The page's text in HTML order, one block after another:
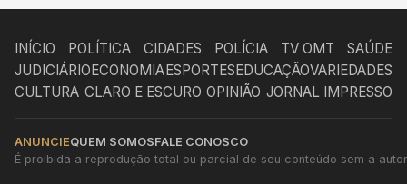
INÍCIO POLÍTICA CIDADES POLÍCIA TV OMT
SAÚDE
JUDICIÁRIO ECONOMIA ESPORTES EDUCAÇÃOVARIEDADES
CULTURA CLARO E ESCURO OPINIÃO JORNAL IMPRESSO
ANUNCIEQUEM SOMOSFALE CONOSCO
É proibida a reprodução total ou parcial de seu conteúdo sem a